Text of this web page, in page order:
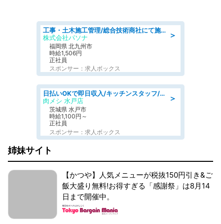
＞
工事・土木施工管理/総合技術商社にて施工管理のお仕事/即日勤務可/車通勤可/工事・土木施工管理/生産・品質管理
株式会社パソナ
福岡県 北九州市
時給1,506円
正社員
スポンサー：求人ボックス
＞
日払いOKで即日収入/キッチンスタッフ/「原付免許必須」デリバリー業務など、自己成長可能な幅広い仕事に挑戦!髪型自由&ピアス・ネイルOK/茨城県/水戸市
肉メシ 水戸店
茨城県 水戸市
時給1,100円～
正社員
スポンサー：求人ボックス
姉妹サイト
【かつや】人気メニューが税抜150円引き&ご
飯大盛り無料!お得すぎる「感謝祭」は8月14
日まで開催中。